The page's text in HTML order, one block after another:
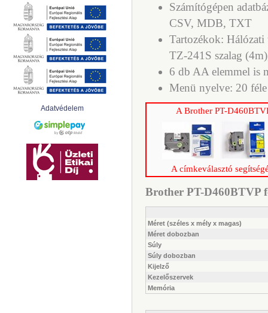
Adatvédelem
Számítógépen
CSV, MDB, TXT
Tartozékok:
TZ-241S szalag
6 db AA elemmel is
Menü nyelve: 20
A Brother PT-
A címkeválasztó
Brother PT-D460BTVP
Méret (széles x mély x magas)
Méret dobozban
Súly
Súly dobozban
Kijelző
Kezelőszervek
Memória